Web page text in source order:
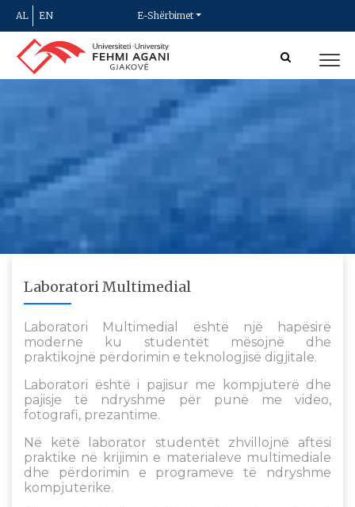
AL EN E-Shërbimet
Laboratori Multimedial
Laboratori Multimedial është një hapësirë
moderne ku studentët mësojnë dhe
praktikojnë përdorimin e teknologjisë digjitale.
Laboratori është i pajisur me kompjuterë dhe
pajisje të ndryshme për punë me video,
fotografi, prezantime.
Në këtë laborator studentët zhvillojnë aftësi
praktike në krijimin e materialeve multimediale
dhe përdorimin e programeve të ndryshme
kompjuterike.